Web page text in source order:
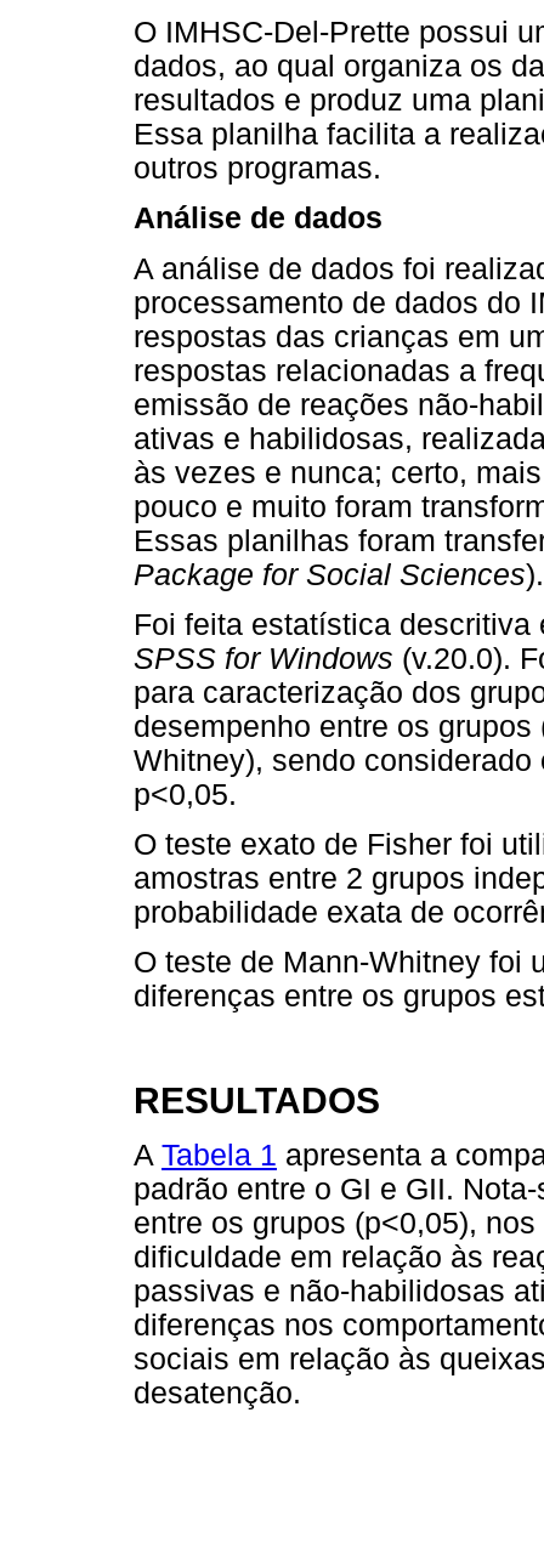
O IMHSC-Del-Prette possui
dados, ao qual organiza os
resultados e produz uma
Essa planilha facilita a
outros programas.
Análise de dados
A análise de dados foi
processamento de dados do
respostas das crianças em
respostas relacionadas a
emissão de reações não-
ativas e habilidosas,
às vezes e nunca; certo,
pouco e muito foram
Essas planilhas foram
Package for Social Sciences).
Foi feita estatística descritiva
SPSS for Windows (v.20.0).
para caracterização dos
desempenho entre os
Whitney), sendo
p<0,05.
O teste exato de Fisher foi
amostras entre 2 grupos
probabilidade exata de
O teste de Mann-Whitney foi
diferenças entre os grupos
RESULTADOS
A Tabela 1 apresenta a
padrão entre o GI e GII.
entre os grupos (p<0,05),
dificuldade em relação às
passivas e não-habilidosas
diferenças nos
sociais em relação às
desatenção.